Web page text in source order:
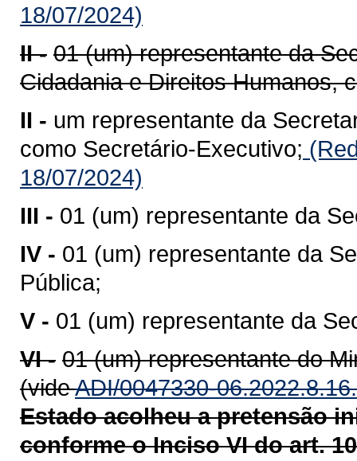
18/07/2024)
II - 01 (um) representante da
Cidadania e Direitos Humanos,
II - um representante da
como Secretário-Executivo;
18/07/2024)
III - 01 (um) representante da
IV - 01 (um) representante da
Pública;
V - 01 (um) representante da
VI - 01 (um) representante do
(videADI/0047330-
Estado acolheu a pretensão
conforme o Inciso VI do art.